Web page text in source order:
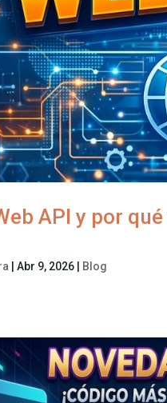
API y por
|Abr 9, 2026 Blog